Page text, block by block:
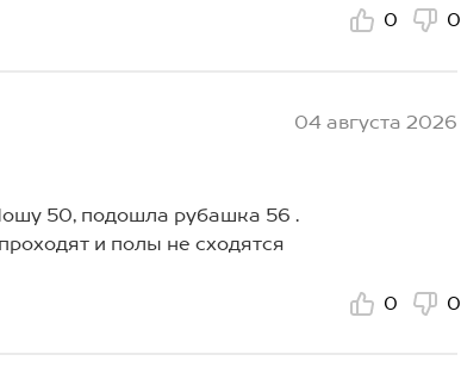
0 0
04 августа 2026
50, подошла рубашка 56 .
и полы не сходятся
0 0